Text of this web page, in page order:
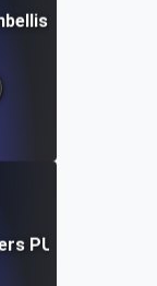
PUG